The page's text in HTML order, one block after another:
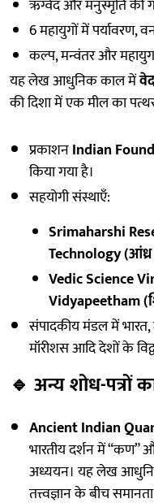
ऋग्वेद और मनुस्मृति की
6 महायुगों में पर्यावरण,
कल्प, मन्वंतर और महायुग
यह लेख आधुनिक काल में
की दिशा में एक मील का पत्थर
प्रकाशनIndian
किया गया है।
सहयोगी संस्थाएँ:
Srimaharshi
Technology (आंध्र
Vedic Science
Vidyapeetham
संपादकीय मंडल में भारत,
मॉरीशस आदि देशों के
🔹 अन्य शोध-पत्रों
Ancient Indian
भारतीय दर्शन में “कण”
अध्ययन। यह लेख
तत्त्वज्ञान के बीच समानता